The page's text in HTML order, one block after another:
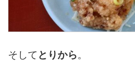
そして とりから。